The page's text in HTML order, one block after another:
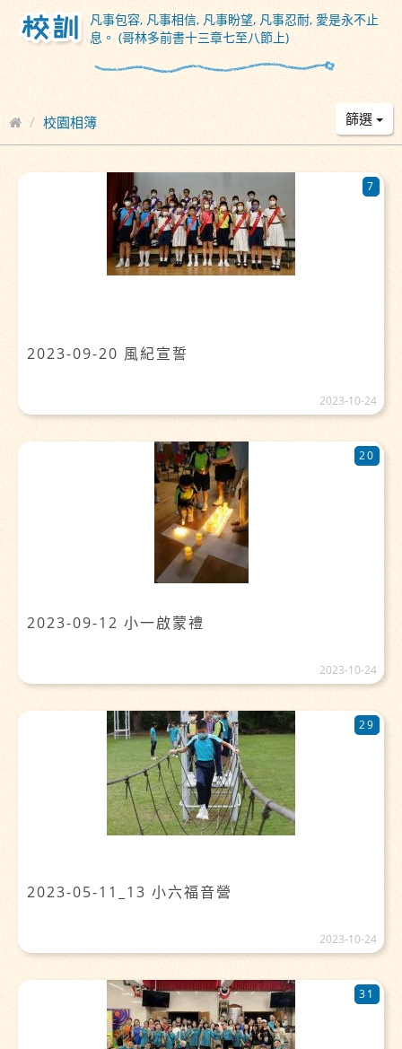
凡事包容, 凡事相信, 凡事盼望, 凡事忍耐, 愛是永不止
息。 (哥林多前書十三章七至八節上)
校園相簿 篩選
2023-09-20 風紀宣誓
7
2023-10-24
2023-09-12 小一啟蒙禮
20
2023-10-24
2023-05-11_13 小六福音營
29
2023-10-24
31